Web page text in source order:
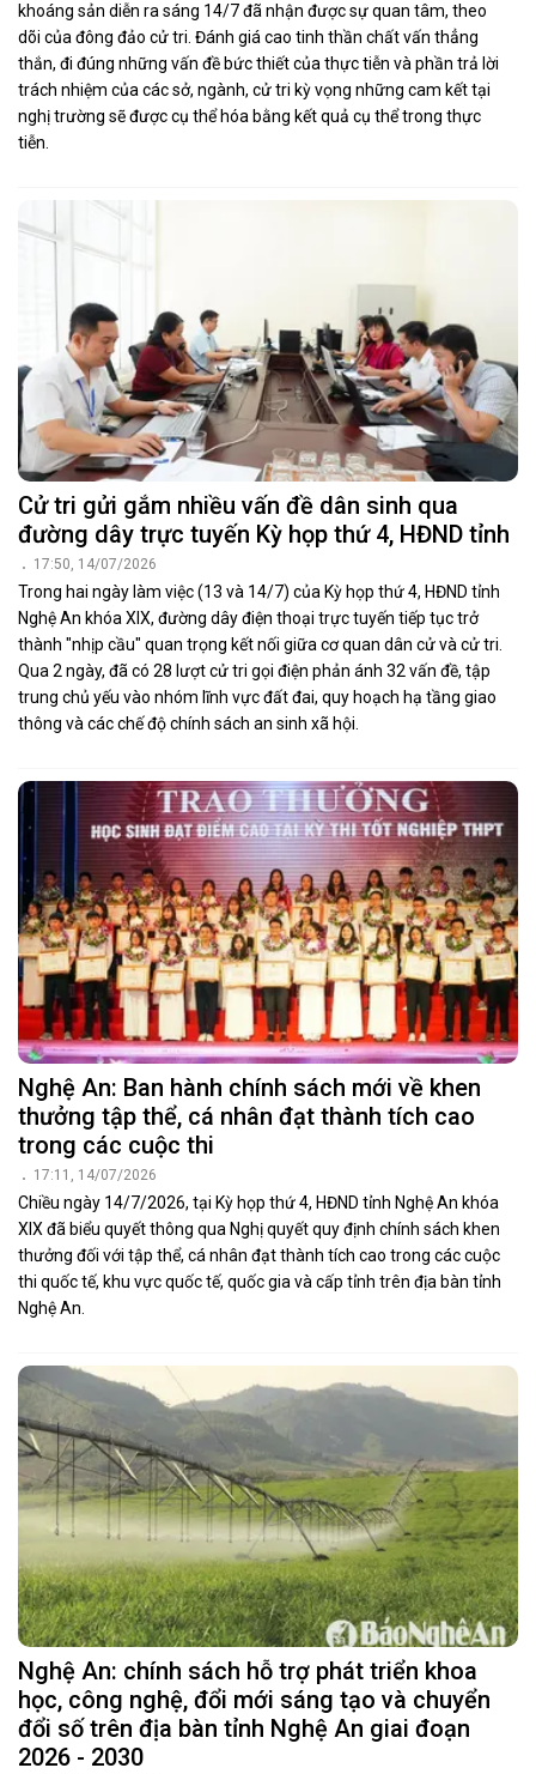
khoáng sản diễn ra sáng 14/7 đã nhận được sự quan tâm, theo
dõi của đông đảo cử tri. Đánh giá cao tinh thần chất vấn thẳng
thắn, đi đúng những vấn đề bức thiết của thực tiễn và phần trả lời
trách nhiệm của các sở, ngành, cử tri kỳ vọng những cam kết tại
nghị trường sẽ được cụ thể hóa bằng kết quả cụ thể trong thực
tiễn.
Cử tri gửi gắm nhiều vấn đề dân sinh qua
đường dây trực tuyến Kỳ họp thứ 4, HĐND tỉnh
17:50, 14/07/2026
Trong hai ngày làm việc (13 và 14/7) của Kỳ họp thứ 4, HĐND tỉnh
Nghệ An khóa XIX, đường dây điện thoại trực tuyến tiếp tục trở
thành "nhịp cầu" quan trọng kết nối giữa cơ quan dân cử và cử tri.
Qua 2 ngày, đã có 28 lượt cử tri gọi điện phản ánh 32 vấn đề, tập
trung chủ yếu vào nhóm lĩnh vực đất đai, quy hoạch hạ tầng giao
thông và các chế độ chính sách an sinh xã hội.
Nghệ An: Ban hành chính sách mới về khen
thưởng tập thể, cá nhân đạt thành tích cao
trong các cuộc thi
17:11, 14/07/2026
Chiều ngày 14/7/2026, tại Kỳ họp thứ 4, HĐND tỉnh Nghệ An khóa
XIX đã biểu quyết thông qua Nghị quyết quy định chính sách khen
thưởng đối với tập thể, cá nhân đạt thành tích cao trong các cuộc
thi quốc tế, khu vực quốc tế, quốc gia và cấp tỉnh trên địa bàn tỉnh
Nghệ An.
Nghệ An: chính sách hỗ trợ phát triển khoa
học, công nghệ, đổi mới sáng tạo và chuyển
đổi số trên địa bàn tỉnh Nghệ An giai đoạn
2026 - 2030